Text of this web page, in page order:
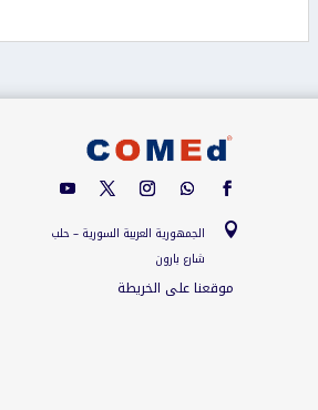

الجمهورية العربية السورية – حلب
شارع بارون
موقعنا على الخريطة